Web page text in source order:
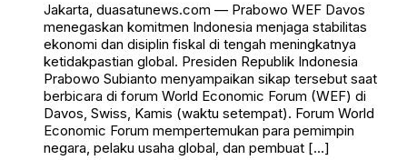
Jakarta, duasatunews.com — Prabowo WEF Davos
menegaskan komitmen Indonesia menjaga stabilitas
ekonomi dan disiplin fiskal di tengah meningkatnya
ketidakpastian global. Presiden Republik Indonesia
Prabowo Subianto menyampaikan sikap tersebut saat
berbicara di forum World Economic Forum (WEF) di
Davos, Swiss, Kamis (waktu setempat). Forum World
Economic Forum mempertemukan para pemimpin
negara, pelaku usaha global, dan pembuat […]